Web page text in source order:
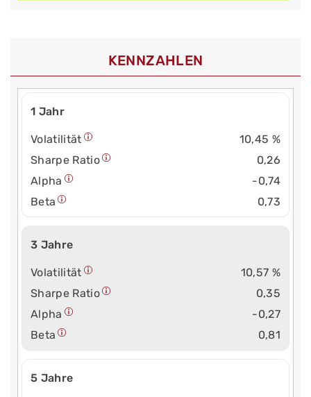
KENNZAHLEN
1 Jahr
Volatilität
10,45 %
Sharpe Ratio
0,26
Alpha
-0,74
Beta
0,73
3 Jahre
Volatilität
10,57 %
Sharpe Ratio
0,35
Alpha
-0,27
Beta
0,81
5 Jahre